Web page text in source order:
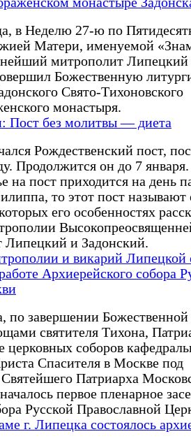
в Неделю 27-ю по
Матери, именуемой
митрополит Липецкий
Божественную
Свято-Тихоновского
монастыря.
Пост без молитвы — диета
Рождественский пост,
Продолжится он до 7 января.
на пост приходится на день
то этот пост
его особенностях
и Задонский.
и викарий Липецкой
Архиерейского собора
по завершении
святителя Тихона,
церковных соборов
Спасителя в Москве под
Святейшего Патриарха
первое пленарное
Русской Православной
г. Липецка состоялось